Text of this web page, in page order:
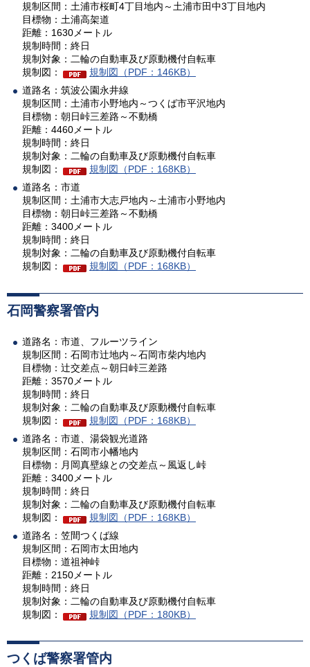
規制区間：土浦市桜町4丁目地内～土浦市田中3丁目地内
目標物：土浦高架道
距離：1630メートル
規制時間：終日
規制対象：二輪の自動車及び原動機付自転車
規制図：
規制図（PDF：146KB）
道路名：筑波公園永井線
規制区間：土浦市小野地内～つくば市平沢地内
目標物：朝日峠三差路～不動橋
距離：4460メートル
規制時間：終日
規制対象：二輪の自動車及び原動機付自転車
規制図：
規制図（PDF：168KB）
道路名：市道
規制区間：土浦市大志戸地内～土浦市小野地内
目標物：朝日峠三差路～不動橋
距離：3400メートル
規制時間：終日
規制対象：二輪の自動車及び原動機付自転車
規制図：
規制図（PDF：168KB）
石岡警察署管内
道路名：市道、フルーツライン
規制区間：石岡市辻地内～石岡市柴内地内
目標物：辻交差点～朝日峠三差路
距離：3570メートル
規制時間：終日
規制対象：二輪の自動車及び原動機付自転車
規制図：
規制図（PDF：168KB）
道路名：市道、湯袋観光道路
規制区間：石岡市小幡地内
目標物：月岡真壁線との交差点～風返し峠
距離：3400メートル
規制時間：終日
規制対象：二輪の自動車及び原動機付自転車
規制図：
規制図（PDF：168KB）
道路名：笠間つくば線
規制区間：石岡市太田地内
目標物：道祖神峠
距離：2150メートル
規制時間：終日
規制対象：二輪の自動車及び原動機付自転車
規制図：
規制図（PDF：180KB）
つくば警察署管内